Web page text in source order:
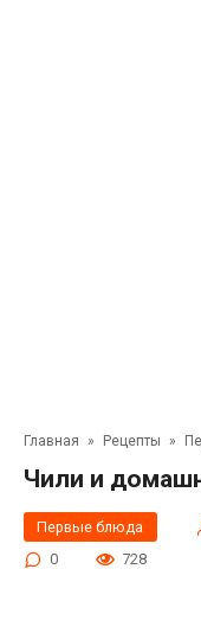
Главная » Рецепты »
Чили и
Первые блюда
0
728